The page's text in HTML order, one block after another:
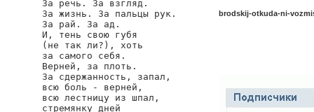
За речь. За взгляд.
За жизнь. За пальцы рук.
За рай. За ад.
И, тень свою губя
(не так ли?), хоть
за самого себя.
Верней, за плоть.
За сдержанность, запал,
всю боль - верней,
всю лестницу из шпал,
стремянку дней
brodskij-otkuda-ni-